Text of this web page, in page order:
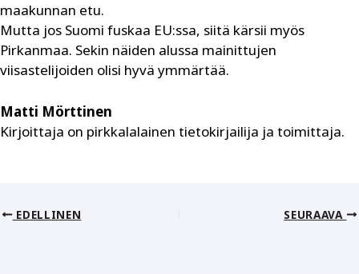
maakunnan etu.
Mutta jos Suomi fuskaa EU:ssa, siitä kärsii myös
Pirkanmaa. Sekin näiden alussa mainittujen
viisastelijoiden olisi hyvä ymmärtää.
Matti Mörttinen
Kirjoittaja on pirkkalalainen tietokirjailija ja toimittaja.
EDELLINEN SEURAAVA